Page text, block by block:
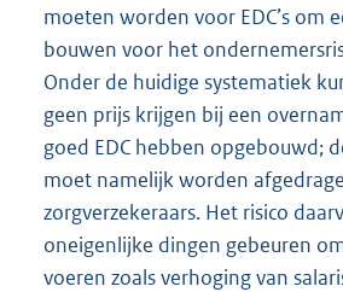
moeten worden voor EDC’s om
bouwen voor het
Onder de huidige systematiek
geen prijs krijgen bij een
goed EDC hebben opgebouwd;
moet namelijk worden
zorgverzekeraars. Het risico
oneigenlijke dingen gebeuren
voeren zoals verhoging van